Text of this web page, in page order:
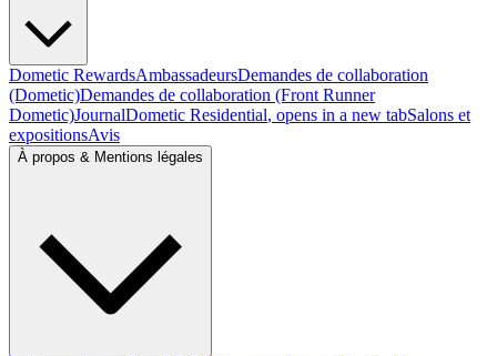
Dometic RewardsAmbassadeursDemandes de collaboration
(Dometic)Demandes de collaboration (Front Runner
Dometic)JournalDometic Residential, opens in a new tabSalons et
expositionsAvis
À propos & Mentions légales